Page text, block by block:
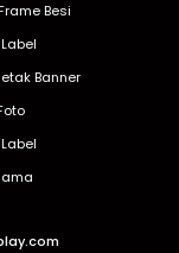
Besi
Banner